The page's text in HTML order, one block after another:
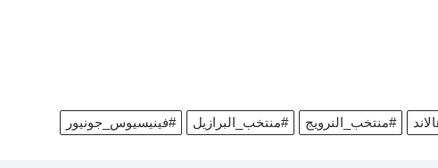
#فينيسيوس_جونيور #منتخب_البرازيل #منتخب_النرويج